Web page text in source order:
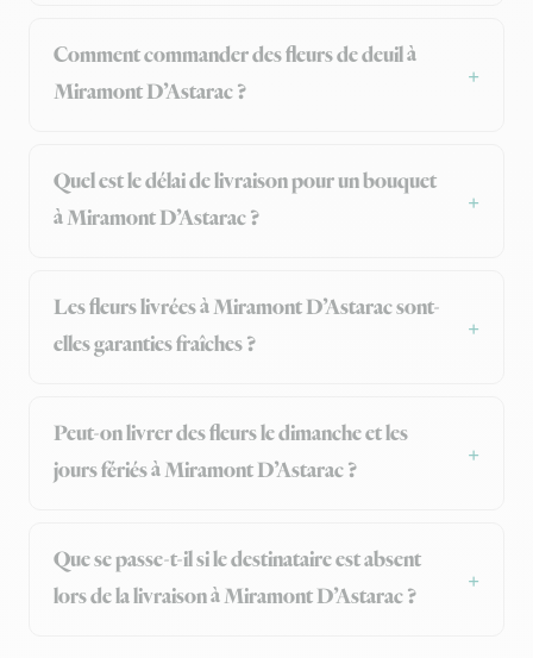
Comment commander des fleurs de deuil à
Miramont D’Astarac ?
Quel est le délai de livraison pour un bouquet
à Miramont D’Astarac ?
Les fleurs livrées à Miramont D’Astarac sont-
elles garanties fraîches ?
Peut-on livrer des fleurs le dimanche et les
jours fériés à Miramont D’Astarac ?
Que se passe-t-il si le destinataire est absent
lors de la livraison à Miramont D’Astarac ?